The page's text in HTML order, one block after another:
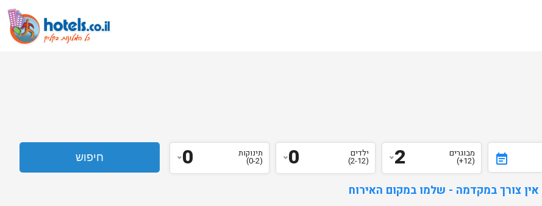
event_note מבוגרים
(12+)
2 ילדים
(2-12)
0 תינוקות
(0-2)
0
אין צורך במקדמה - שלמו במקום האירוח